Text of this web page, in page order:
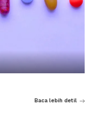
Baca lebih detil